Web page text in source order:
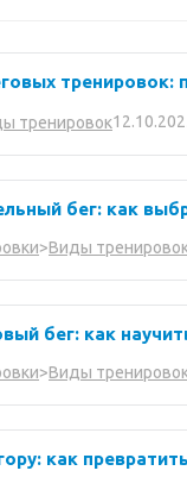
тренировок:
тренировок
бег: как
>Виды
бег: как
>Виды
как